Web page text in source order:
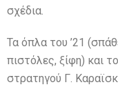
σχέδια.
Τα όπλα του ’21
πιστόλες, ξίφη) και
στρατηγού Γ.